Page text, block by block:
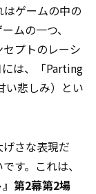
ゲームの中の
ムの一つ、
セプトのレーシ
は、「Parting
悲しみ）とい
さな表現だ
す。これは、
第2幕第2場